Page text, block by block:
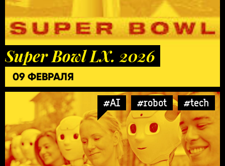
Super Bowl LX. 2026
09 ФЕВРАЛЯ
#AI #robot #tech